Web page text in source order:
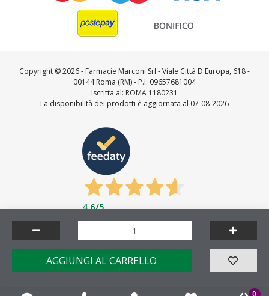
AGGIUNGI AL CARRELLO
Copyright ©2026 - Farmacie Marconi Srl - Viale Città D'Europa, 618 -
00144 Roma (RM) - P.I. 09657681004
Iscritta al: ROMA 1180231
La disponibilità dei prodotti è aggiornata al 07-08-2026
4,6/5
Feedaty4.7/5-23716feedbacks
Made by
0